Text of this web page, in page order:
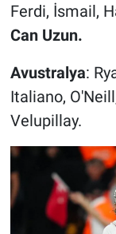
Ferdi, İsmail,
Can Uzun.
Avustralya:
Italiano,
Velupillay.